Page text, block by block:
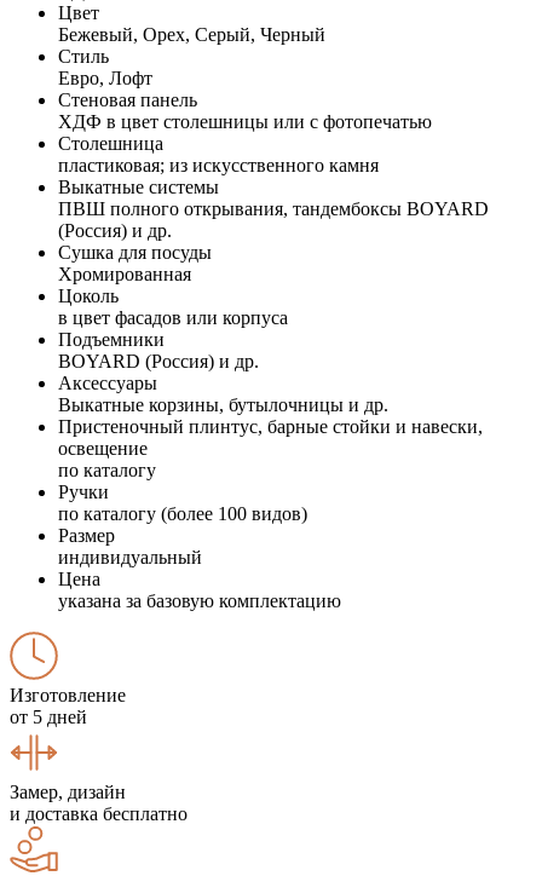
Цвет
Бежевый, Орех, Серый, Черный
Стиль
Евро, Лофт
Стеновая панель
ХДФ в цвет столешницы или с фотопечатью
Столешница
пластиковая; из искусственного камня
Выкатные системы
ПВШ полного открывания, тандембоксы BOYARD
(Россия) и др.
Сушка для посуды
Хромированная
Цоколь
в цвет фасадов или корпуса
Подъемники
BOYARD (Россия) и др.
Аксессуары
Выкатные корзины, бутылочницы и др.
Пристеночный плинтус, барные стойки и навески,
освещение
по каталогу
Ручки
по каталогу (более 100 видов)
Размер
индивидуальный
Цена
указана за базовую комплектацию
Изготовление
от 5 дней
Замер, дизайн
и доставка бесплатно